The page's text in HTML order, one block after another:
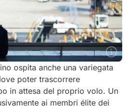
ospita anche una variegata
poter trascorrere
in attesa del proprio volo. Un
ai membri élite dei